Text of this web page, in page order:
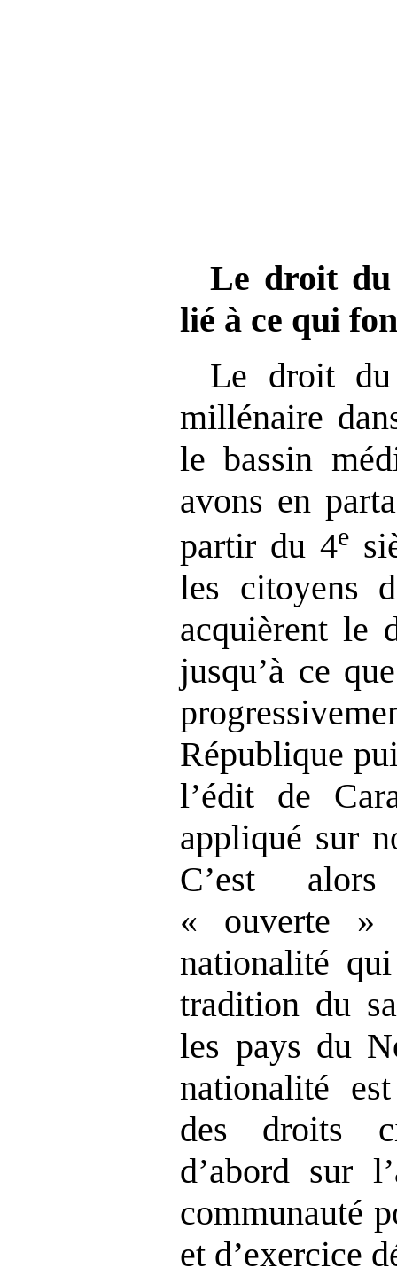
Le droit du
lié à ce qui
Le droit
millénaire
le bassin
avons en
partir du 4e
les citoyens
acquièrent le
jusqu’à ce
République
l’édit de
appliqué sur
C’est
« ouverte »
nationalité
tradition du
les pays du
nationalité
des droits
d’abord sur
communauté
et d’exercice